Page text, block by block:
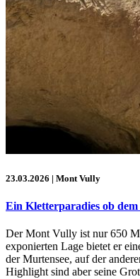
23.03.2026 | Mont Vully
Ein Kletterparadies ob
Der Mont Vully ist nur 650
exponierten Lage bietet er
der Murtensee, auf der
Highlight sind aber seine